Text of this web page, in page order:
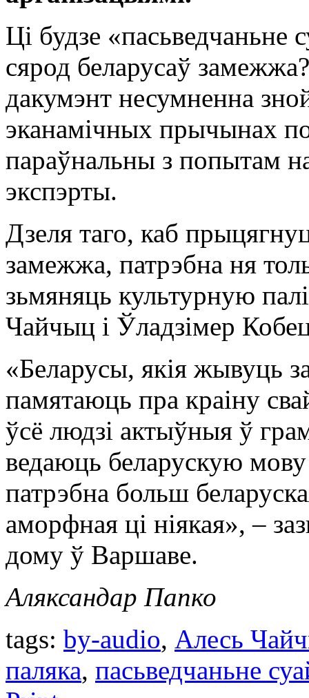
Ці будзе «пасьведчаньне
сярод беларусаў
дакумэнт несумненна
эканамічных прычынах
параўнальны з попытам
экспэрты.
Дзеля таго, каб
замежжа, патрэбна ня
зьмяняць культурную
Чайчыц і Ўладзімер
«Беларусы, якія жывуць
памятаюць пра краіну
ўсё людзі актыўныя ў
ведаюць беларускую
патрэбна больш
аморфная ці ніякая», –
дому ў Варшаве.
Аляксандар Папко
tags: by-audio, Алесь
паляка, пасьведчаньне